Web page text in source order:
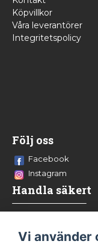
Köpvillkor
Våra leverantörer
Integritetspolicy
Följ oss
Facebook
Instagram
Handla säkert
Vi använder